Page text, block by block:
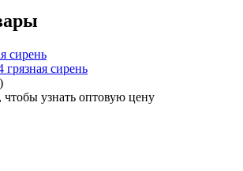
грязная сирень
, чтобы узнать оптовую цену